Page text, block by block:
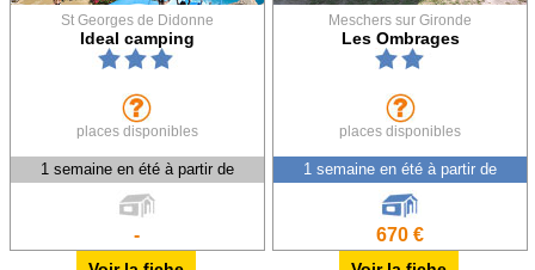
St Georges de Didonne
Ideal camping
places disponibles
1 semaine en été à partir de
-
Meschers sur Gironde
Les Ombrages
places disponibles
1 semaine en été à partir de
670 €